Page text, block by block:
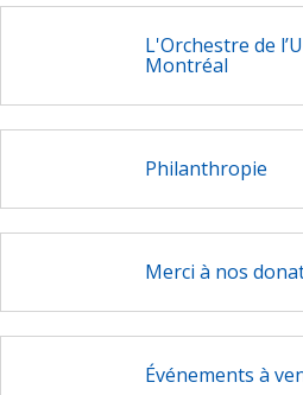
L'Orchestre de
Montréal
Philanthropie
Merci à nos
Événements à